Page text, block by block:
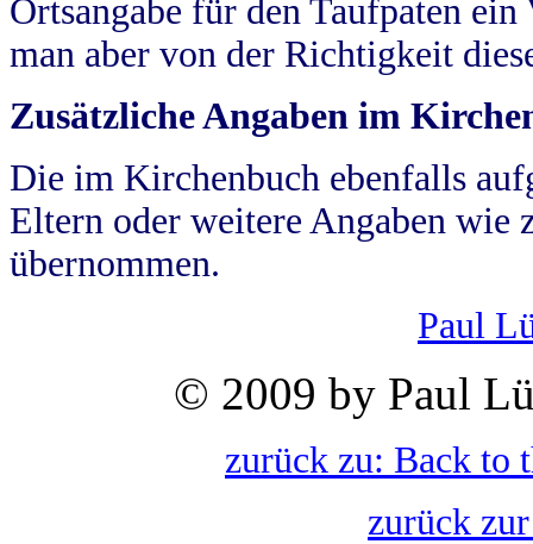
Ortsangabe für den Taufpaten
man aber von der Richtigkeit
Zusätzliche Angaben im
Die im Kirchenbuch ebenfalls
Eltern oder weitere Angaben wie
übernommen.
Paul
© 2009 by Paul
zurück zu: Back to
zurück